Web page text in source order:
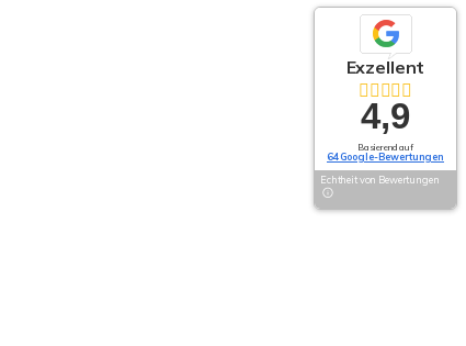
Exzellent
4,9
Basierend auf
64 Google-Bewertungen
Echtheit von Bewertungen